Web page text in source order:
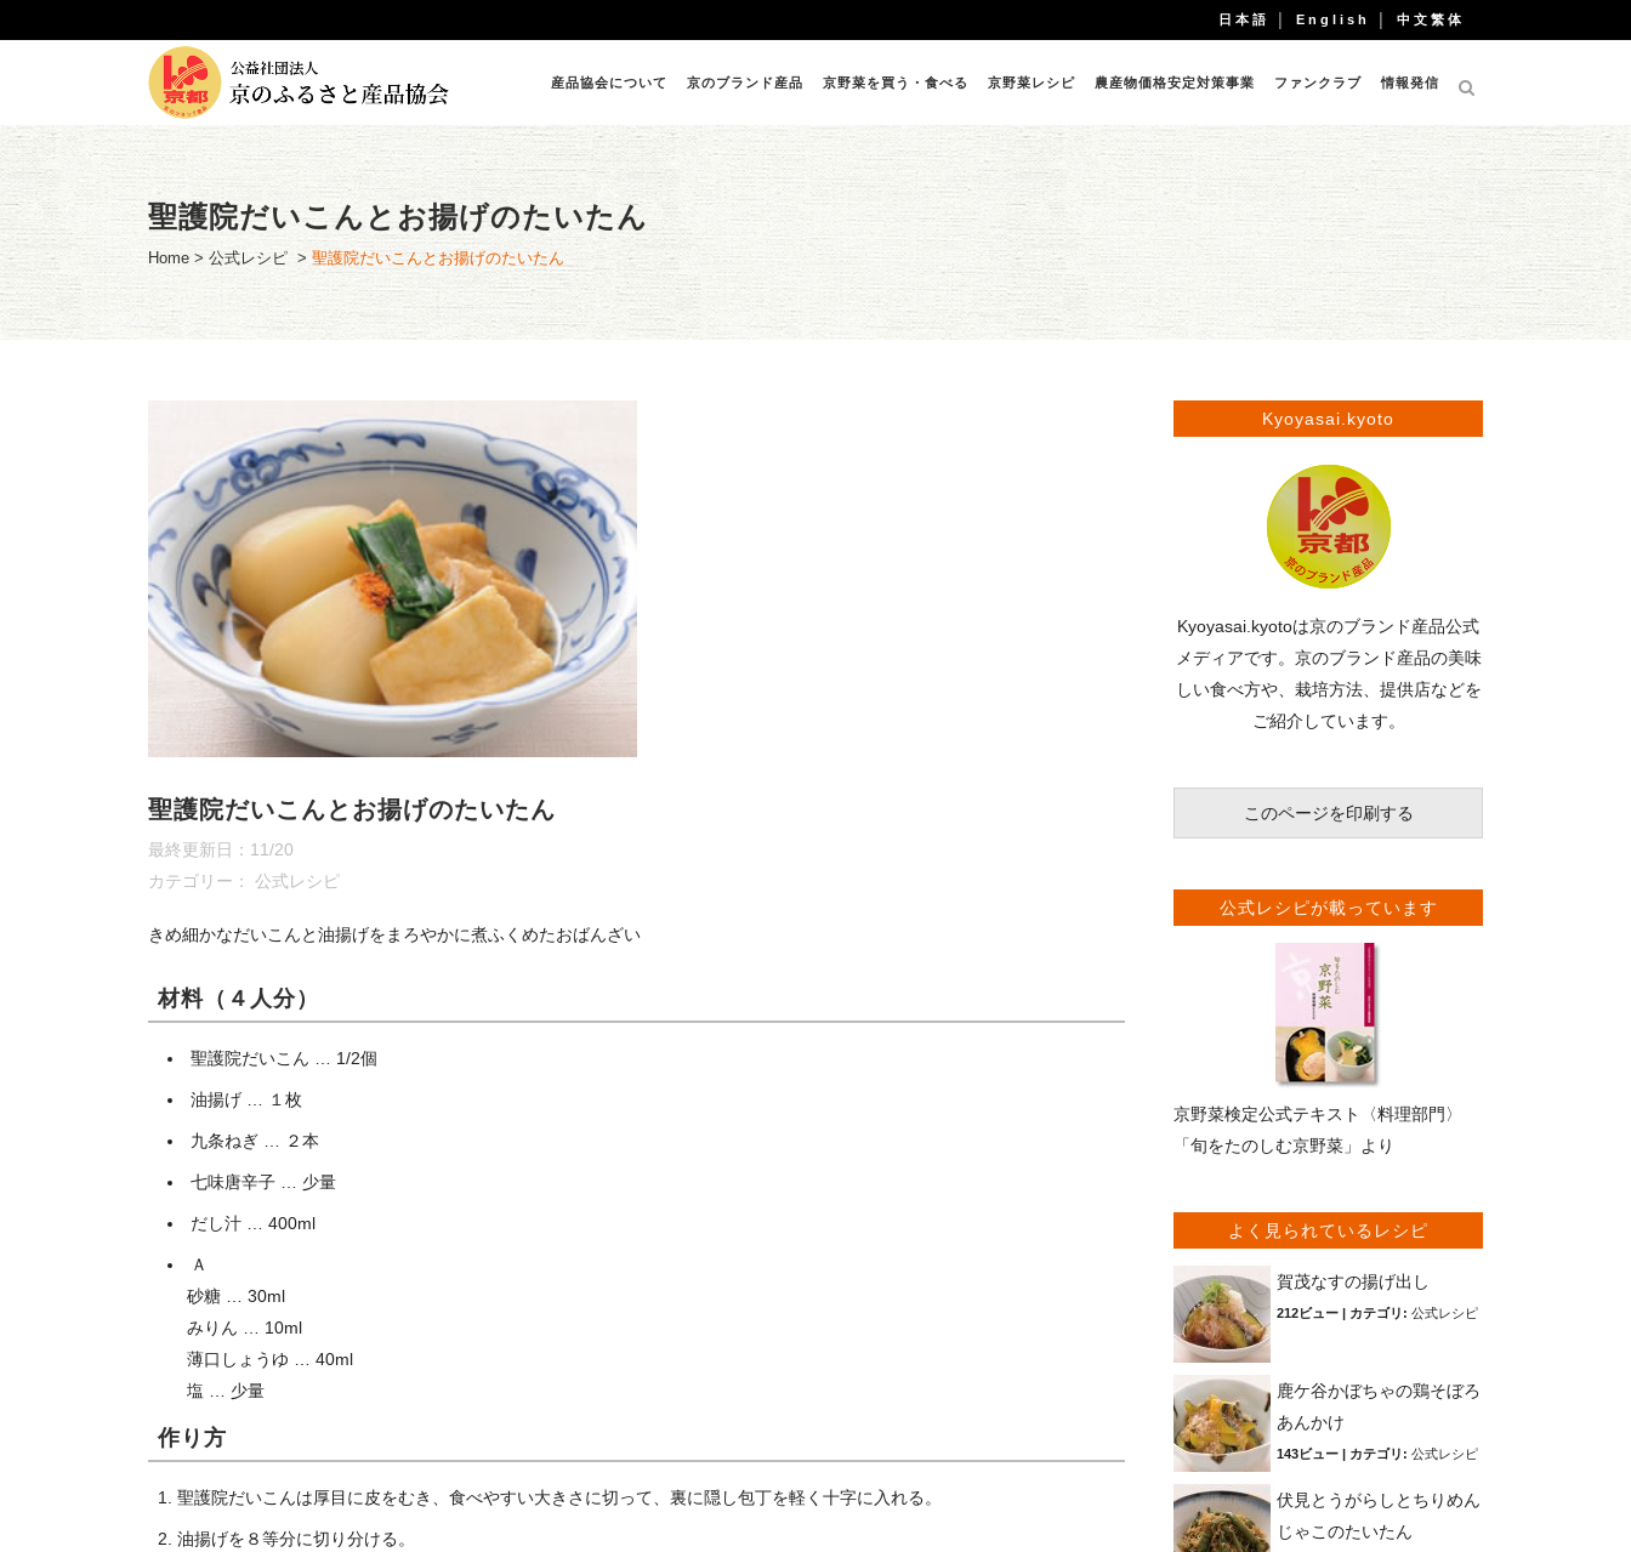
日本語 English 中文繁体
産品協会について 京のブランド産品 京野菜を買う・食べる 京野菜レシピ 農産物価格安定対策事業 ファンクラブ 情報発信
聖護院だいこんとお揚げのたいたん
Home > 公式レシピ > 聖護院だいこんとお揚げのたいたん
聖護院だいこんとお揚げのたいたん
最終更新日：11/20
カテゴリー： 公式レシピ
きめ細かなだいこんと油揚げをまろやかに煮ふくめたおばんざい
材料（４人分）
聖護院だいこん … 1/2個
油揚げ … １枚
九条ねぎ … ２本
七味唐辛子 … 少量
だし汁 … 400ml
Ａ
砂糖 … 30ml
みりん … 10ml
薄口しょうゆ … 40ml
塩 … 少量
作り方
聖護院だいこんは厚目に皮をむき、食べやすい大きさに切って、裏に隠し包丁を軽く十字に入れる。
油揚げを８等分に切り分ける。
Kyoyasai.kyoto
Kyoyasai.kyotoは京のブランド産品公式
メディアです。京のブランド産品の美味
しい食べ方や、栽培方法、提供店などを
ご紹介しています。
このページを印刷する
公式レシピが載っています
京野菜検定公式テキスト〈料理部門〉
「旬をたのしむ京野菜」より
よく見られているレシピ
賀茂なすの揚げ出し
212ビュー | カテゴリ: 公式レシピ
鹿ケ谷かぼちゃの鶏そぼろ
あんかけ
143ビュー | カテゴリ: 公式レシピ
伏見とうがらしとちりめん
じゃこのたいたん